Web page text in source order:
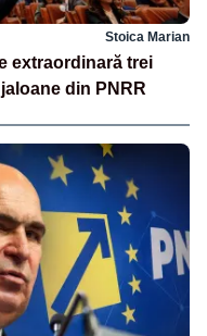
Stoica Marian
extraordinară trei
din PNRR